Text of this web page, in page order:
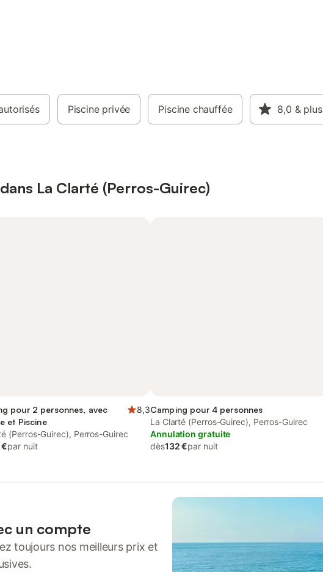
Piscine privée Piscine chauffée 8,0 & plus
La Clarté (Perros-Guirec)
pour 2 personnes, avec
et Piscine
8,3
(Perros-Guirec), Perros-Guirec
€par nuit
Camping pour 4 personnes
La Clarté (Perros-Guirec), Perros-Guirec
Annulation gratuite
dès132 €par nuit
un compte
toujours nos meilleurs prix et